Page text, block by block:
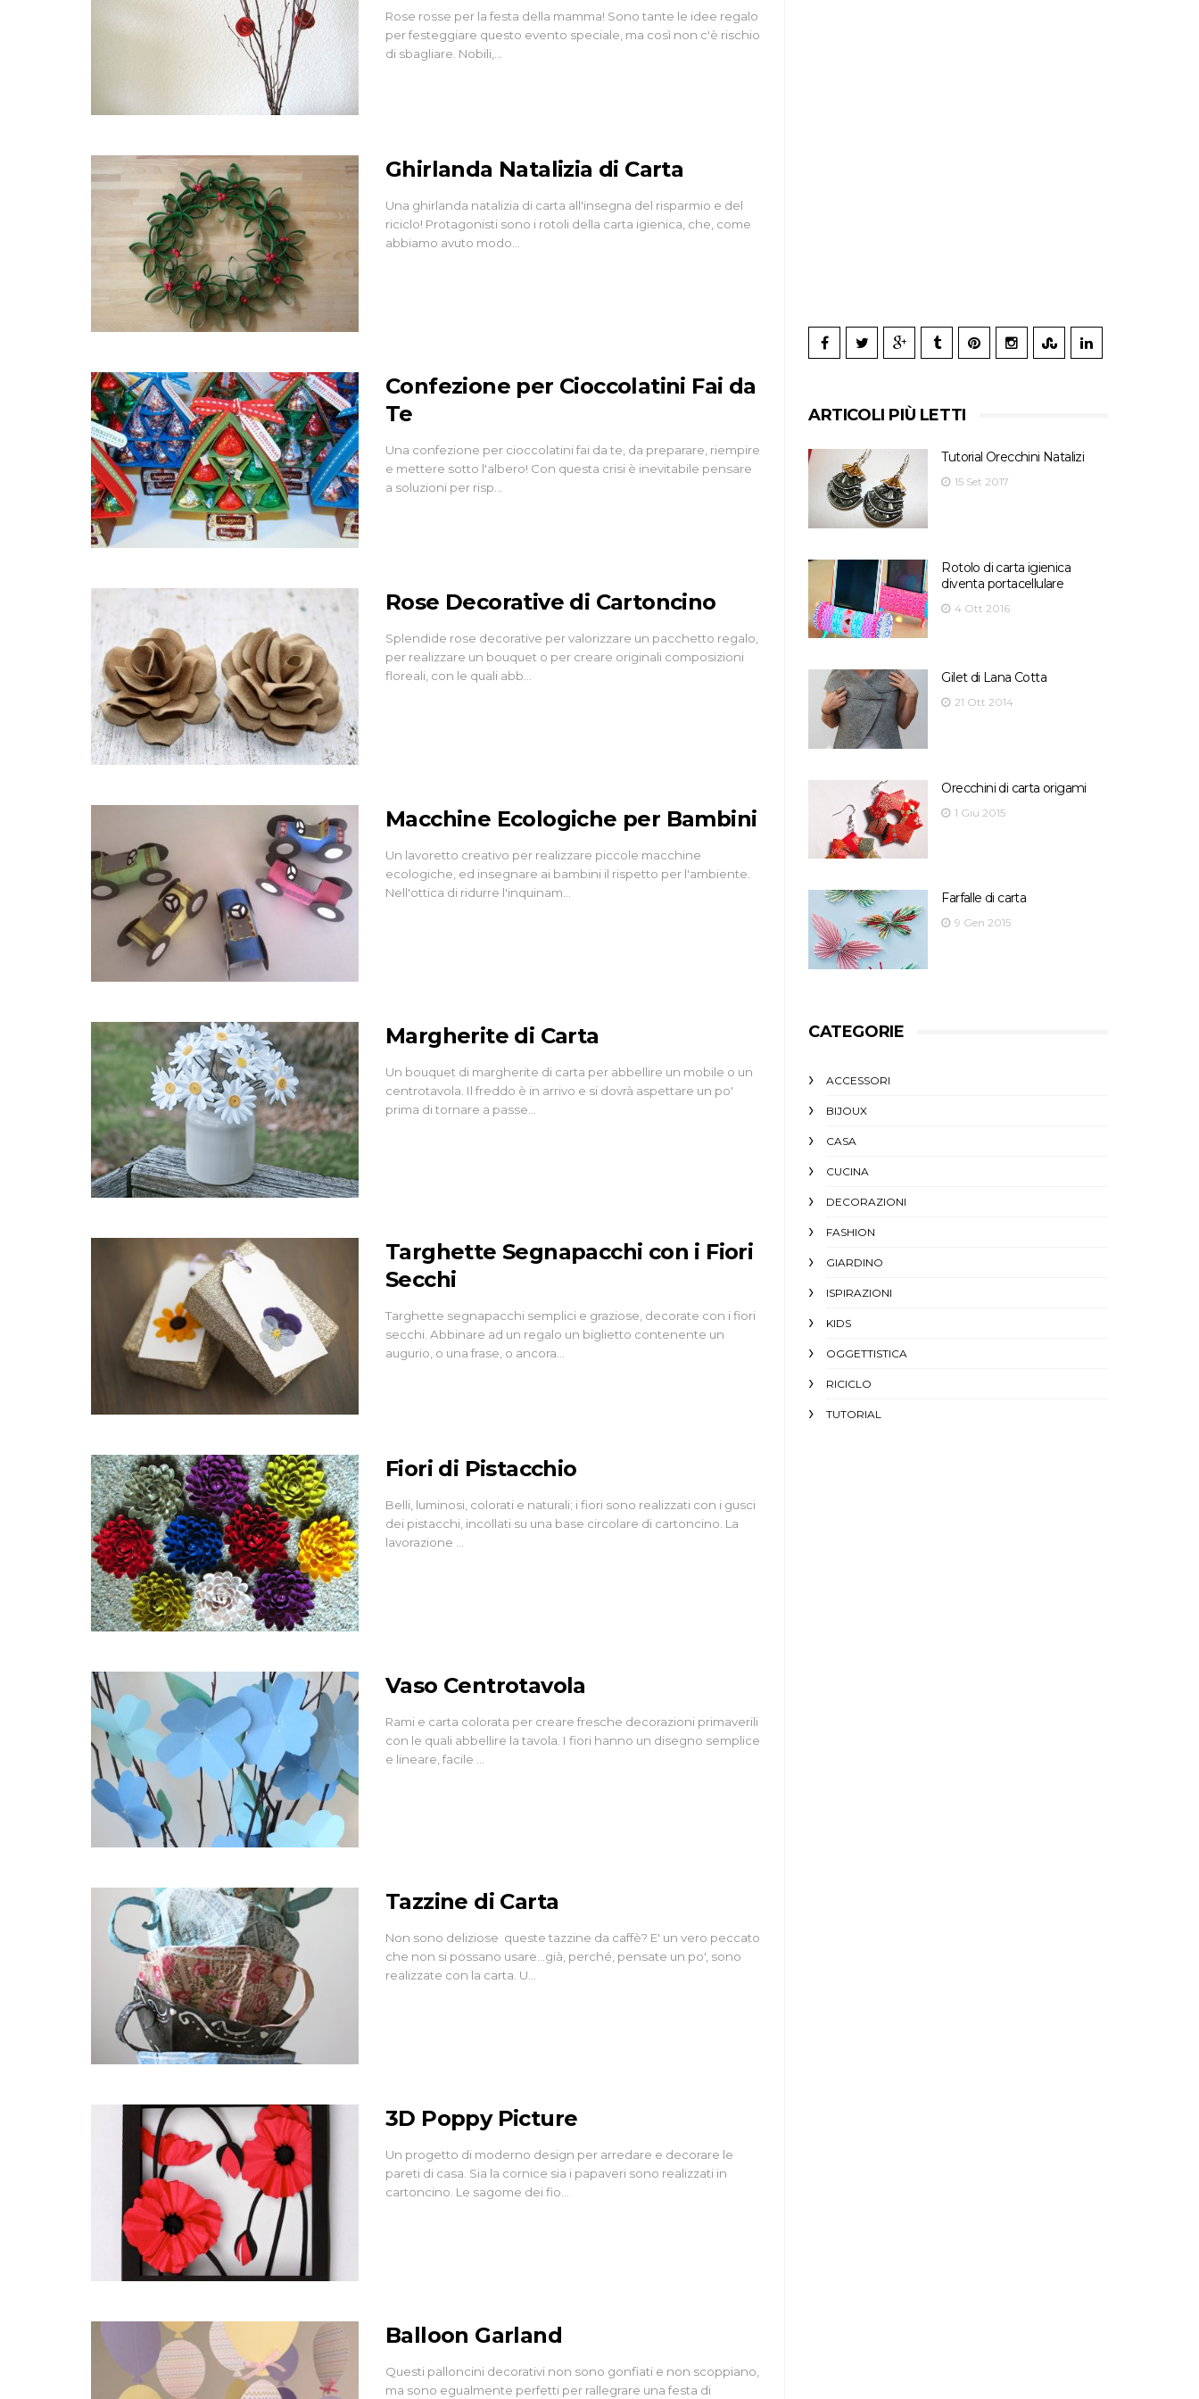
Rose rosse per la festa della mamma! Sono tante le idee regalo
per festeggiare questo evento speciale, ma così non c'è rischio
di sbagliare. Nobili,…
Ghirlanda Natalizia di Carta
Una ghirlanda natalizia di carta all'insegna del risparmio e del
riciclo! Protagonisti sono i rotoli della carta igienica, che, come
abbiamo avuto modo…
Confezione per Cioccolatini Fai da
Te
Una confezione per cioccolatini fai da te, da preparare, riempire
e mettere sotto l'albero! Con questa crisi è inevitabile pensare
a soluzioni per risp…
Rose Decorative di Cartoncino
Splendide rose decorative per valorizzare un pacchetto regalo,
per realizzare un bouquet o per creare originali composizioni
floreali, con le quali abb…
Macchine Ecologiche per Bambini
Un lavoretto creativo per realizzare piccole macchine
ecologiche, ed insegnare ai bambini il rispetto per l'ambiente.
Nell'ottica di ridurre l'inquinam…
Margherite di Carta
Un bouquet di margherite di carta per abbellire un mobile o un
centrotavola. Il freddo è in arrivo e si dovrà aspettare un po'
prima di tornare a passe…
Targhette Segnapacchi con i Fiori
Secchi
Targhette segnapacchi semplici e graziose, decorate con i fiori
secchi. Abbinare ad un regalo un biglietto contenente un
augurio, o una frase, o ancora…
Fiori di Pistacchio
Belli, luminosi, colorati e naturali; i fiori sono realizzati con i gusci
dei pistacchi, incollati su una base circolare di cartoncino. La
lavorazione …
Vaso Centrotavola
Rami e carta colorata per creare fresche decorazioni primaverili
con le quali abbellire la tavola. I fiori hanno un disegno semplice
e lineare, facile …
Tazzine di Carta
Non sono deliziose queste tazzine da caffè? E' un vero peccato
che non si possano usare...già, perché, pensate un po', sono
realizzate con la carta. U…
3D Poppy Picture
Un progetto di moderno design per arredare e decorare le
pareti di casa. Sia la cornice sia i papaveri sono realizzati in
cartoncino. Le sagome dei fio…
Balloon Garland
Questi palloncini decorativi non sono gonfiati e non scoppiano,
ma sono egualmente perfetti per rallegrare una festa di
ARTICOLI PIÙ LETTI
Tutorial Orecchini Natalizi
15 Set 2017
Rotolo di carta igienica
diventa portacellulare
4 Ott 2016
Gilet di Lana Cotta
21 Ott 2014
Orecchini di carta origami
1 Giu 2015
Farfalle di carta
9 Gen 2015
CATEGORIE
ACCESSORI
BIJOUX
CASA
CUCINA
DECORAZIONI
FASHION
GIARDINO
ISPIRAZIONI
KIDS
OGGETTISTICA
RICICLO
TUTORIAL